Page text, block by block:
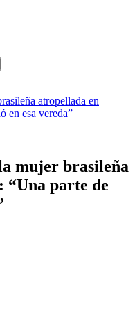
atropellada en
en esa vereda”
mujer brasileña
“Una parte de